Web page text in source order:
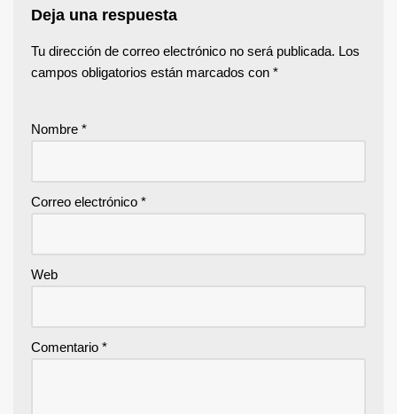
Deja una respuesta
Tu dirección de correo electrónico no será publicada. Los
campos obligatorios están marcados con *
Nombre *
Correo electrónico *
Web
Comentario *